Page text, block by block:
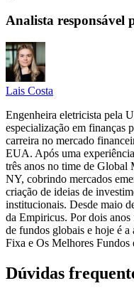
Analista responsável
Lais Costa
Engenheira eletricista pela
especialização em finanças
carreira no mercado
EUA. Após uma
três anos no time de Global
NY, cobrindo mercados
criação de ideias de
institucionais. Desde maio
da Empiricus. Por dois anos
de fundos globais e hoje é a
Fixa e Os Melhores Fundos
Dúvidas